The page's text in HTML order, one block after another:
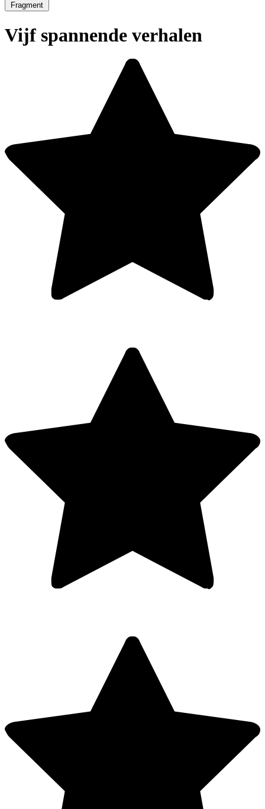
Fragment
Vijf spannende verhalen